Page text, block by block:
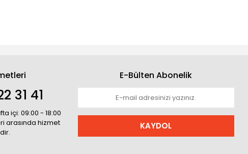
31 41
içi: 09:00 - 18:00
arasında hizmet
E-Bülten Abonelik
KAYDOL